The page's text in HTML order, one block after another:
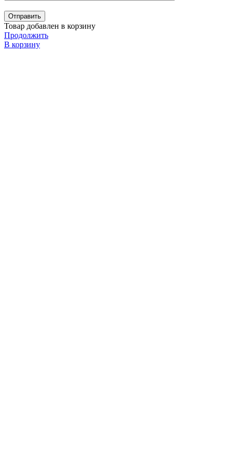
Товар добавлен в корзину
Продолжить
В корзину